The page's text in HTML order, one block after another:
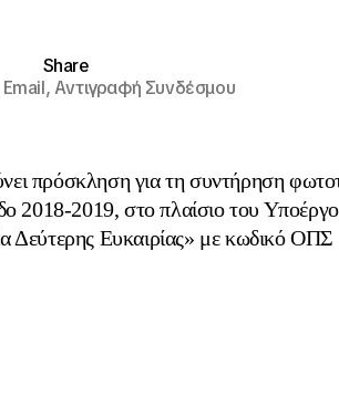
Share
Email,Αντιγραφή Συνδέσμου
πρόσκληση για τη συντήρηση
2018-2019, στο πλαίσιο του
Ευκαιρίας» με κωδικό